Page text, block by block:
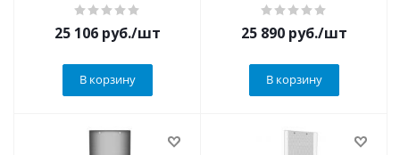
25 106 руб./шт
В корзину
25 890 руб./шт
В корзину